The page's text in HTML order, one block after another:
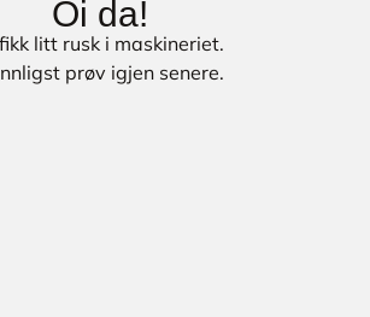
Oi da!
litt rusk i maskineriet.
prøv igjen senere.